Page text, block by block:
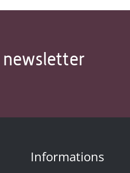
newsletter
Informations